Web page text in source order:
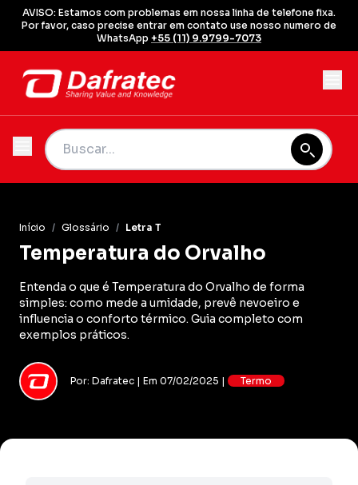
AVISO: Estamos com problemas em nossa linha de telefone fixa.
Por favor, caso precise entrar em contato use nosso numero de
WhatsApp +55 (11) 9.9799-7073
Início / Glossário / Letra T
Temperatura do Orvalho
Entenda o que é Temperatura do Orvalho de forma
simples: como mede a umidade, prevê nevoeiro e
influencia o conforto térmico. Guia completo com
exemplos práticos.
Por: Dafratec | Em 07/02/2025 | Termo